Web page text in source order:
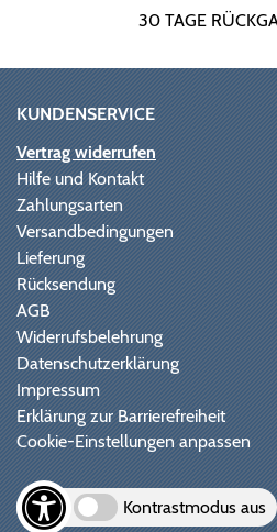
30 TAGE
KUNDENSERVICE
Vertrag widerrufen
Hilfe und Kontakt
Zahlungsarten
Versandbedingungen
Lieferung
Rücksendung
AGB
Widerrufsbelehrung
Datenschutzerklärung
Impressum
Erklärung zur Barrierefreiheit
Cookie-Einstellungen anpassen
Kontrastmodus aus